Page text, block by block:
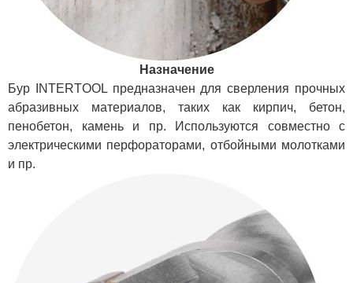
Назначение
Бур INTERTOOL предназначен для сверления прочных
абразивных материалов, таких как кирпич, бетон,
пенобетон, камень и пр. Используются совместно c
электрическими перфораторами, отбойными молотками
и пр.